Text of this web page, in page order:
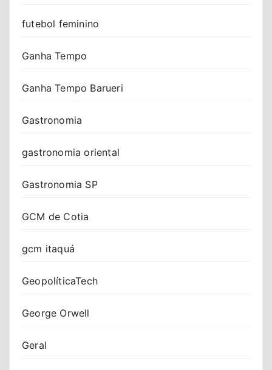
futebol feminino
Ganha Tempo
Ganha Tempo Barueri
Gastronomia
gastronomia oriental
Gastronomia SP
GCM de Cotia
gcm itaquá
GeopolíticaTech
George Orwell
Geral